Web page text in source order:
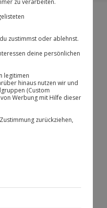
Über 9.000 Erlebnisse.
Volle Flexibilität
Maximale Sicherheit
10 Jahre gültig & verlängerbar.